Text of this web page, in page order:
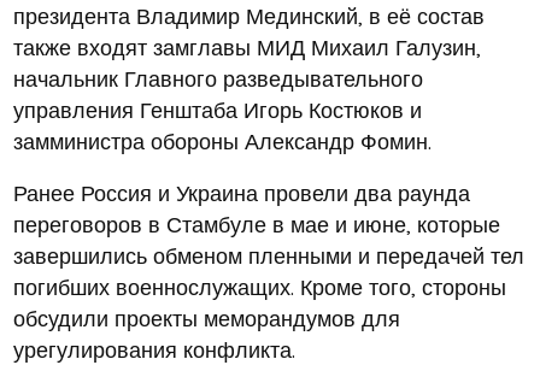
президента Владимир Мединский, в её состав
также входят замглавы МИД Михаил Галузин,
начальник Главного разведывательного
управления Генштаба Игорь Костюков и
замминистра обороны Александр Фомин.
Ранее Россия и Украина провели два раунда
переговоров в Стамбуле в мае и июне, которые
завершились обменом пленными и передачей тел
погибших военнослужащих. Кроме того, стороны
обсудили проекты меморандумов для
урегулирования конфликта.